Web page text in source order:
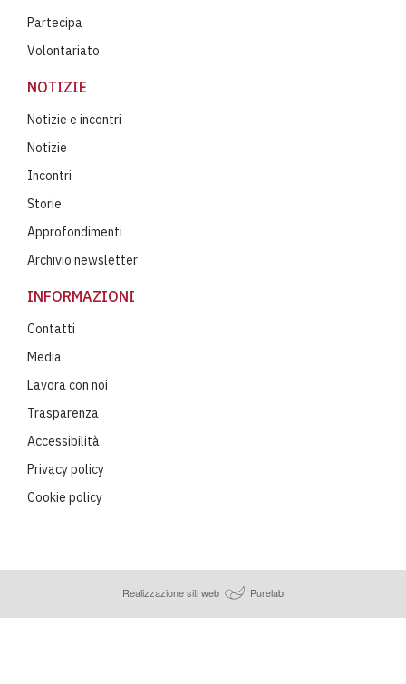
Partecipa
Volontariato
NOTIZIE
Notizie e incontri
Notizie
Incontri
Storie
Approfondimenti
Archivio newsletter
INFORMAZIONI
Contatti
Media
Lavora con noi
Trasparenza
Accessibilità
Privacy policy
Cookie policy
Realizzazione siti web Purelab